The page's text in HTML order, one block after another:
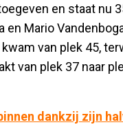
en staat nu
Mario
van plek 45,
van plek 37 naar
dankzij zijn